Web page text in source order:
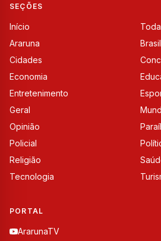
SEÇÕES
Início
Araruna
Brasil
Cidades
Economia
Entretenimento
Geral
Opinião
Policial
Religião
Tecnologia
PORTAL
ArarunaTV